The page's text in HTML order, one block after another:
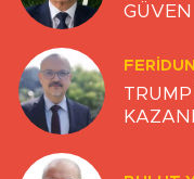
GÜVEN
TRUMP